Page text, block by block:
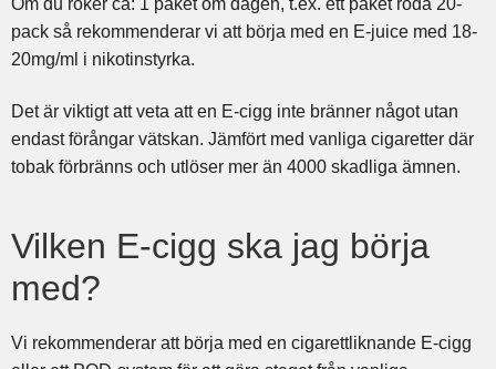
pack så rekommenderar vi att börja med en E-juice med 18-
20mg/ml i nikotinstyrka.
Det är viktigt att veta att en E-cigg inte bränner något utan
endast förångar vätskan. Jämfört med vanliga cigaretter där
tobak förbränns och utlöser mer än 4000 skadliga ämnen.
Vilken E-cigg ska jag börja
med?
Vi rekommenderar att börja med en cigarettliknande E-cigg